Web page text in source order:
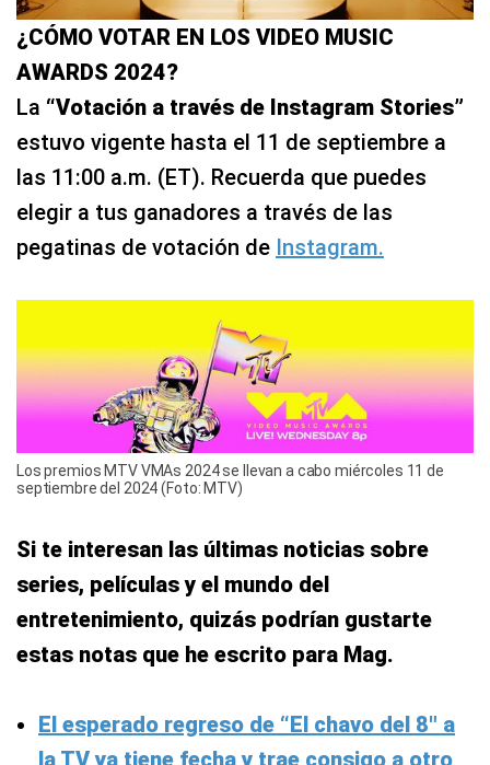
¿CÓMO VOTAR EN LOS VIDEO MUSIC
AWARDS 2024?
La “Votación a través de Instagram Stories”
estuvo vigente hasta el 11 de septiembre a
las 11:00 a.m. (ET). Recuerda que puedes
elegir a tus ganadores a través de las
pegatinas de votación de Instagram.
Los premios MTV VMAs 2024 se llevan a cabo miércoles 11 de
septiembre del 2024 (Foto: MTV)
Si te interesan las últimas noticias sobre
series, películas y el mundo del
entretenimiento, quizás podrían gustarte
estas notas que he escrito para Mag.
El esperado regreso de “El chavo del 8″ a
la TV ya tiene fecha y trae consigo a otro